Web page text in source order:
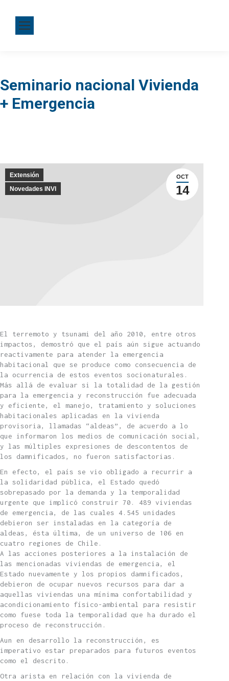
Seminario nacional Vivienda
+ Emergencia
OCT
14
Extensión
Novedades INVI
El terremoto y tsunami del año 2010, entre otros
impactos, demostró que el país aún sigue actuando
reactivamente para atender la emergencia
habitacional que se produce como consecuencia de
la ocurrencia de estos eventos socionaturales.
Más allá de evaluar si la totalidad de la gestión
para la emergencia y reconstrucción fue adecuada
y eficiente, el manejo, tratamiento y soluciones
habitacionales aplicadas en la vivienda
provisoria, llamadas “aldeas”, de acuerdo a lo
que informaron los medios de comunicación social,
y las múltiples expresiones de descontentos de
los damnificados, no fueron satisfactorias.
En efecto, el país se vio obligado a recurrir a
la solidaridad pública, el Estado quedó
sobrepasado por la demanda y la temporalidad
urgente que implicó construir 70. 489 viviendas
de emergencia, de las cuales 4.545 unidades
debieron ser instaladas en la categoría de
aldeas, ésta última, de un universo de 106 en
cuatro regiones de Chile.
A las acciones posteriores a la instalación de
las mencionadas viviendas de emergencia, el
Estado nuevamente y los propios damnificados,
debieron de ocupar nuevos recursos para dar a
aquellas viviendas una mínima confortabilidad y
acondicionamiento físico-ambiental para resistir
como fuese toda la temporalidad que ha durado el
proceso de reconstrucción.
Aun en desarrollo la reconstrucción, es
imperativo estar preparados para futuros eventos
como el descrito.
Otra arista en relación con la vivienda de